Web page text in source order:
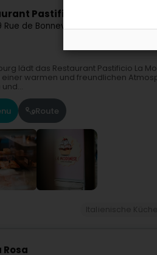
Pastificio la Modenese
Rue de BonnevoieL-1261Luxembourg
lädt das Restaurant Pastificio La
warmen und freundlichen
Route
Rosa